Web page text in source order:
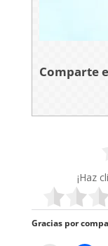
Comparte
¡Haz
Gracias por